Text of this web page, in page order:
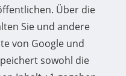
Über die
Sie und andere
von Google und
sowohl die